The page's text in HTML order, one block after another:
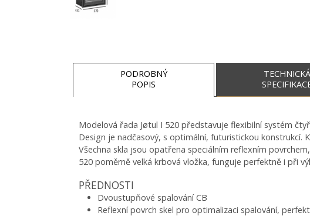
PODROBNÝ
POPIS
TECHNICKÁ
Modelová řada Jøtul I 520 představuje flexibilní systém
Design je nadčasový, s optimální, futuristickou konstrukcí.
Všechna skla jsou opatřena speciálním reflexním
520 poměrně velká krbová vložka, funguje perfektně i při
PŘEDNOSTI
Dvoustupňové spalování CB
Reflexní povrch skel pro optimalizaci spalování,